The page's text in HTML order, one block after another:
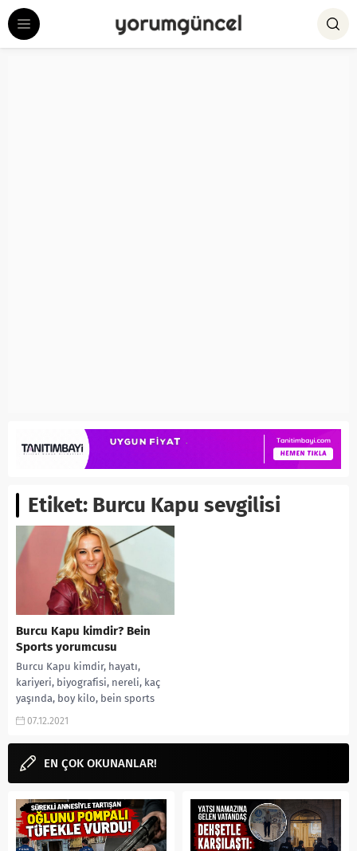
Etiket: Burcu Kapu sevgilisi
Burcu Kapu kimdir? Bein
Sports yorumcusu
Burcu Kapu kimdir, hayatı,
kariyeri, biyografisi, nereli, kaç
yaşında, boy kilo, bein sports
yorumcusu, instagram hesabı,
07.12.2021
EN ÇOK OKUNANLAR!